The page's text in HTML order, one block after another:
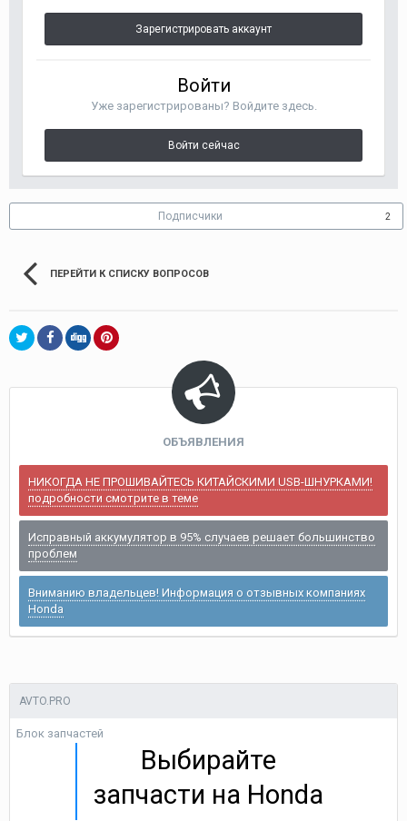
Зарегистрировать аккаунт
Войти
Уже зарегистрированы? Войдите здесь.
Войти сейчас
Подписчики 2
ПЕРЕЙТИ К СПИСКУ ВОПРОСОВ
ОБЪЯВЛЕНИЯ
НИКОГДА НЕ ПРОШИВАЙТЕСЬ КИТАЙСКИМИ USB-ШНУРКАМИ!
подробности смотрите в теме
Исправный аккумулятор в 95% случаев решает большинство
проблем
Вниманию владельцев! Информация о отзывных компаниях
Honda
AVTO.PRO
Блок запчастей
Выбирайте
запчасти на Honda